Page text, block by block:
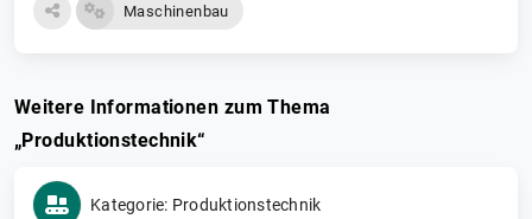
Maschinenbau
Weitere Informationen zum Thema
„Produktionstechnik“
Kategorie: Produktionstechnik